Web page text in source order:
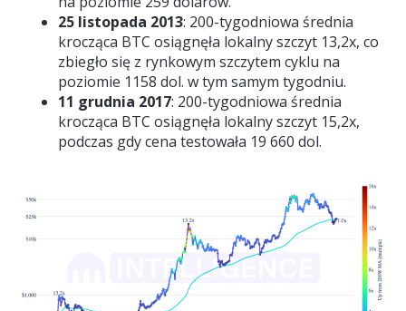
25 listopada 2013: 200-tygodniowa średnia
krocząca BTC osiągnęła lokalny szczyt 13,2x, co
zbiegło się z rynkowym szczytem cyklu na
poziomie 1158 dol. w tym samym tygodniu.
11 grudnia 2017: 200-tygodniowa średnia
krocząca BTC osiągnęła lokalny szczyt 15,2x,
podczas gdy cena testowała 19 660 dol.